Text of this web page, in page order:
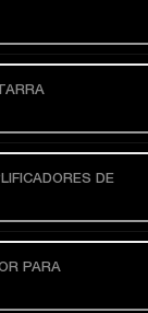
DE
PARA